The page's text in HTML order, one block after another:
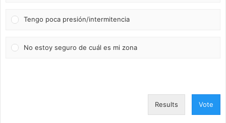
Tengo poca presión/intermitencia
No estoy seguro de cuál es mi zona
Results Vote